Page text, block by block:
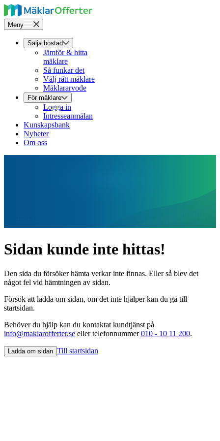
Meny
Sälja bostad
Jämför & hitta
mäklare
Så funkar det
Välj rätt mäklare
Mäklararvode
För mäklare
Logga in
Intresseanmälan
Kunskapsbank
Nyheter
Om oss
Sidan kunde inte hittas!
Den sida du försöker hämta verkar inte finnas. Eller så blev det
något fel vid hämtningen av sidan.
Försök att ladda om sidan, om det inte hjälper kan du gå till
startsidan.
Behöver du hjälp kan du kontaktat kundtjänst på
info@maklarofferter.se eller telefonnummer010 - 10 11 200.
Ladda om sidan Till startsidan